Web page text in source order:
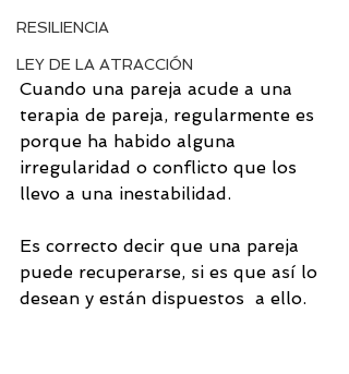
RESILIENCIA
LEY DE LA ATRACCIÓN
Cuando una pareja acude a una
terapia de pareja, regularmente es
porque ha habido alguna
irregularidad o conflicto que los
llevo a una inestabilidad.
Es correcto decir que una pareja
puede recuperarse, si es que así lo
desean y están dispuestos  a ello.